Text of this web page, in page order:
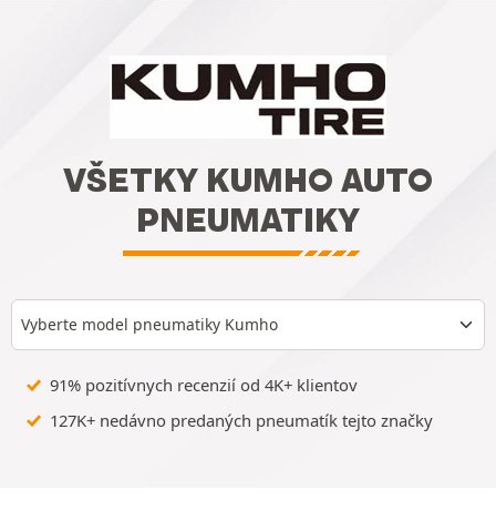
VŠETKY KUMHO AUTO
PNEUMATIKY
Vyberte model pneumatiky Kumho
91% pozitívnych recenzií od 4K+ klientov
127K+ nedávno predaných pneumatík tejto značky